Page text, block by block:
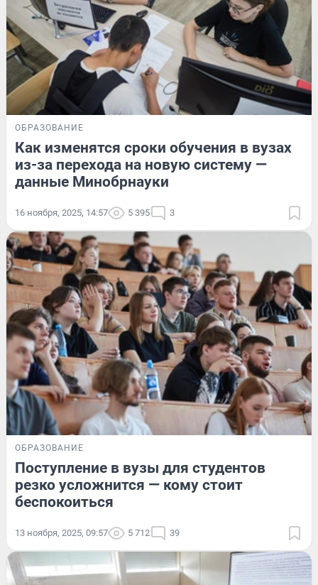
ОБРАЗОВАНИЕ
Как изменятся сроки обучения в вузах
из-за перехода на новую систему —
данные Минобрнауки
16 ноября, 2025, 14:57 5 395 3
ОБРАЗОВАНИЕ
Поступление в вузы для студентов
резко усложнится — кому стоит
беспокоиться
13 ноября, 2025, 09:57 5 712 39